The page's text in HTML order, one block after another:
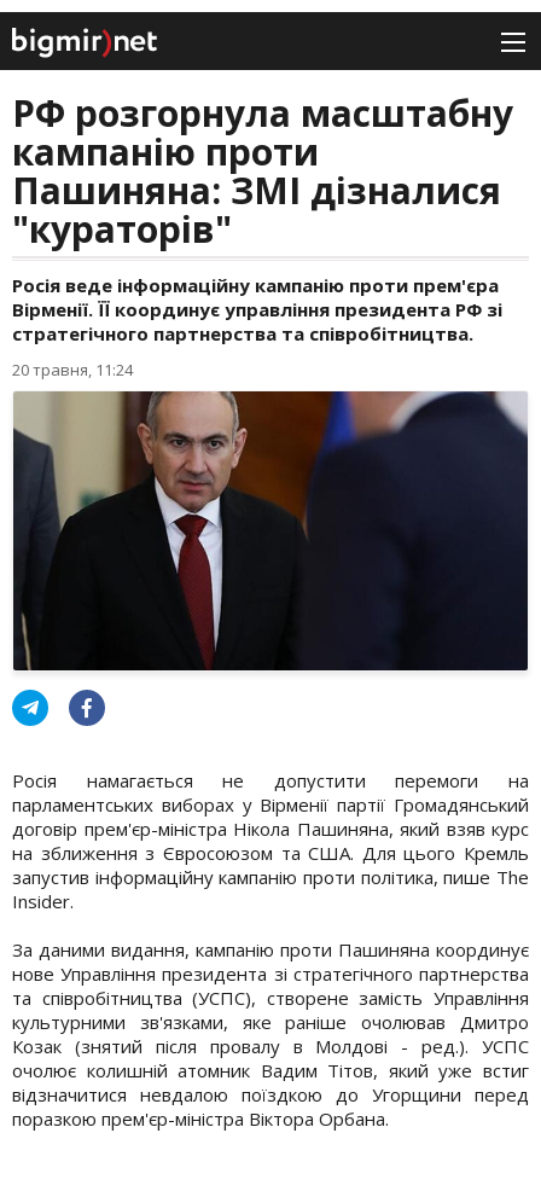
РФ розгорнула масштабну
кампанію проти
Пашиняна: ЗМІ дізналися
"кураторів"
Росія веде інформаційну кампанію проти прем'єра
Вірменії. ЇЇ координує управління президента РФ зі
стратегічного партнерства та співробітництва.
20 травня, 11:24
Росія намагається не допустити перемоги на
парламентських виборах у Вірменії партії Громадянський
договір прем'єр-міністра Нікола Пашиняна, який взяв курс
на зближення з Євросоюзом та США. Для цього Кремль
запустив інформаційну кампанію проти політика, пише The
Insider.
За даними видання, кампанію проти Пашиняна координує
нове Управління президента зі стратегічного партнерства
та співробітництва (УСПС), створене замість Управління
культурними зв'язками, яке раніше очолював Дмитро
Козак (знятий після провалу в Молдові - ред.). УСПС
очолює колишній атомник Вадим Тітов, який уже встиг
відзначитися невдалою поїздкою до Угорщини перед
поразкою прем'єр-міністра Віктора Орбана.